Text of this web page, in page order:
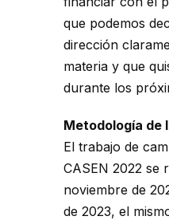
que podemos
dirección
materia y que
durante los
Metodología de
El trabajo de
CASEN 2022 se
noviembre de
de 2023, el